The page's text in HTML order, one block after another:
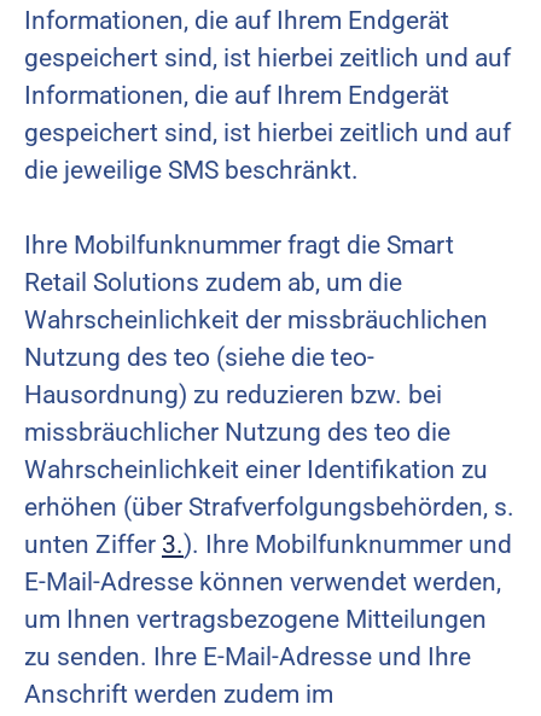
Informationen, die auf Ihrem Endgerät
gespeichert sind, ist hierbei zeitlich und auf
Informationen, die auf Ihrem Endgerät
gespeichert sind, ist hierbei zeitlich und auf
die jeweilige SMS beschränkt.
Ihre Mobilfunknummer fragt die Smart
Retail Solutions zudem ab, um die
Wahrscheinlichkeit der missbräuchlichen
Nutzung des teo (siehe die teo-
Hausordnung) zu reduzieren bzw. bei
missbräuchlicher Nutzung des teo die
Wahrscheinlichkeit einer Identifikation zu
erhöhen (über Strafverfolgungsbehörden, s.
unten Ziffer 3.). Ihre Mobilfunknummer und
E-Mail-Adresse können verwendet werden,
um Ihnen vertragsbezogene Mitteilungen
zu senden. Ihre E-Mail-Adresse und Ihre
Anschrift werden zudem im